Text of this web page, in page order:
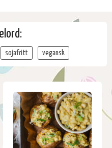
sojafritt vegansk